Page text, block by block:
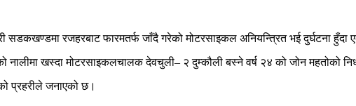
सडकखण्डमा रजहरबाट फारमतर्फ जाँदै गरेको मोटरसाइकल अनियन्त्रित भई दुर्घटना हुँदा
खस्दा मोटरसाइकलचालक देवचुली– २ दुम्कौली बस्ने वर्ष २४ को जोन महतोको
प्रहरीले जनाएको छ।